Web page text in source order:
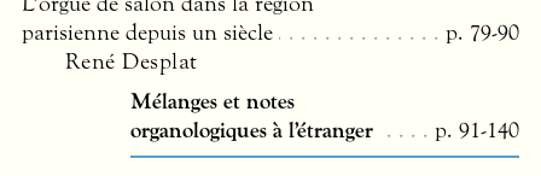
parisienne depuis un siècle
p. 79-90
René Desplat
Mélanges et notes
organologiques à l’étranger
p. 91-140